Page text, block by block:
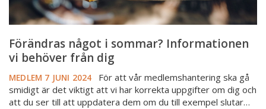
Förändras något i sommar? Informationen
vi behöver från dig
MEDLEM 7 JUNI 2024
För att vår medlemshantering ska gå
smidigt är det viktigt att vi har korrekta uppgifter om dig och
att du ser till att uppdatera dem om du till exempel slutar…